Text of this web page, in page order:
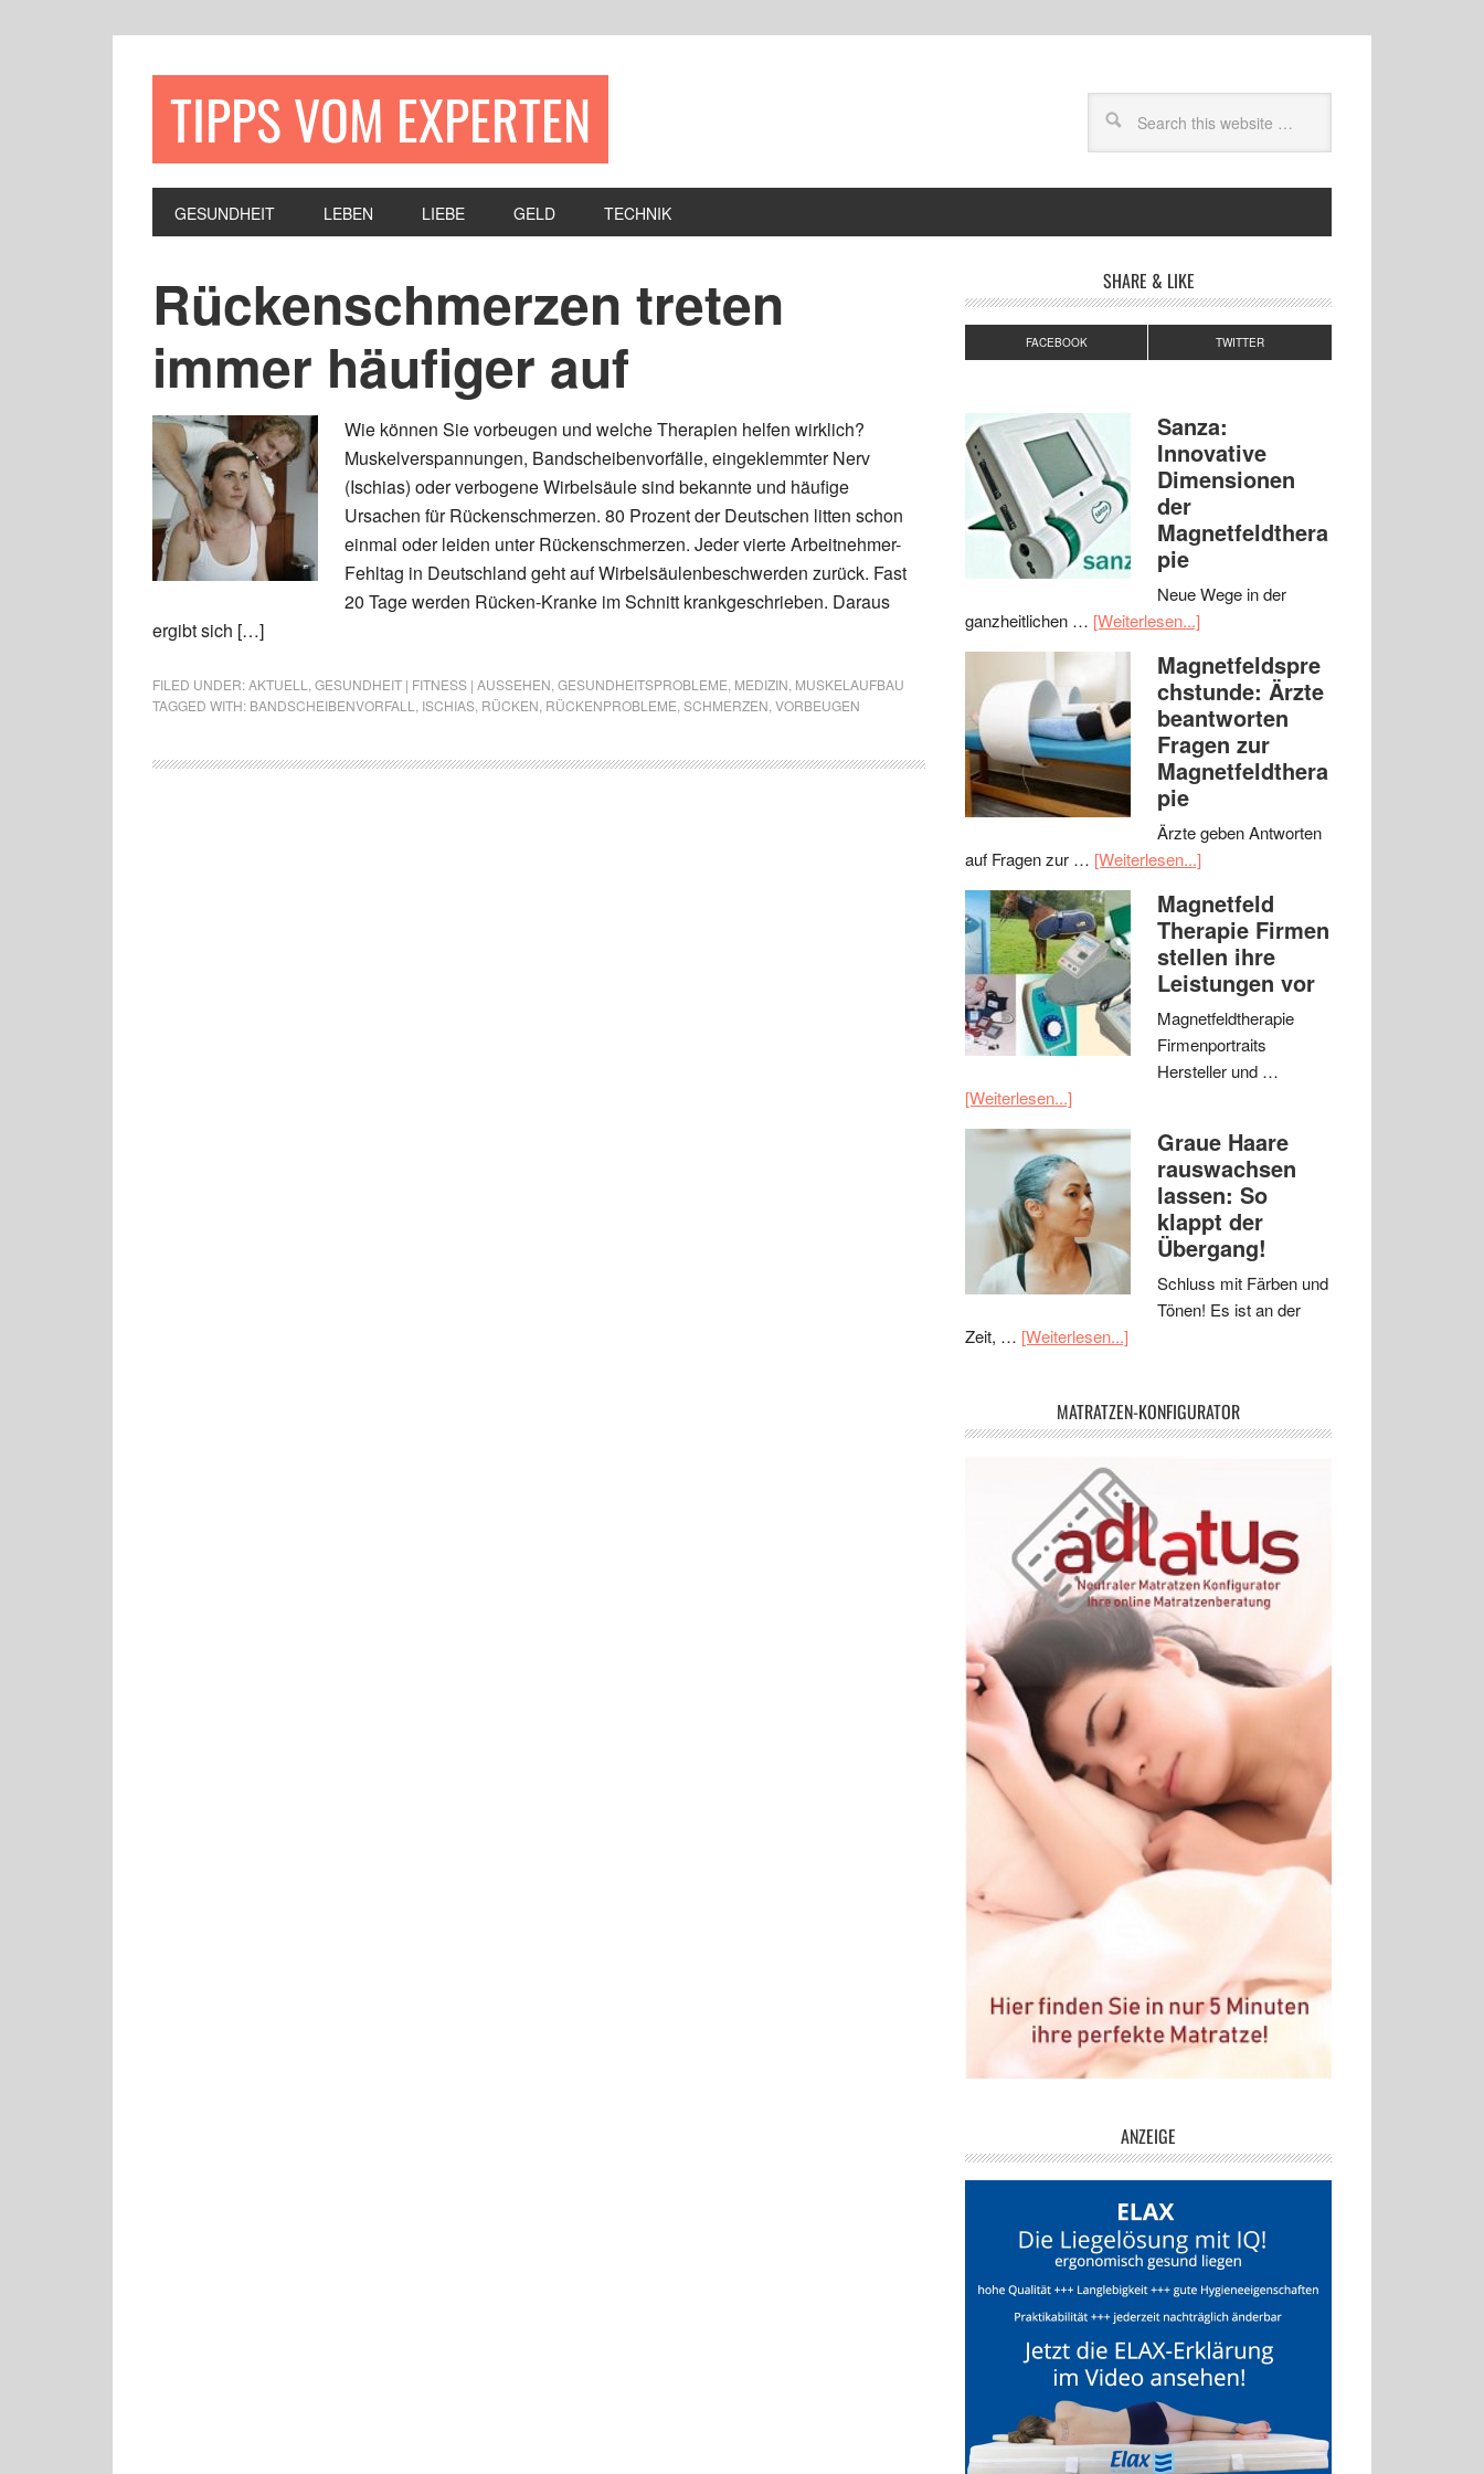
TIPPS VOM EXPERTEN
GESUNDHEIT LEBEN LIEBE GELD TECHNIK
Rückenschmerzen treten
immer häufiger auf
Wie können Sie vorbeugen und welche Therapien helfen wirklich?
Muskelverspannungen, Bandscheibenvorfälle, eingeklemmter Nerv
(Ischias) oder verbogene Wirbelsäule sind bekannte und häufige
Ursachen für Rückenschmerzen. 80 Prozent der Deutschen litten schon
einmal oder leiden unter Rückenschmerzen. Jeder vierte Arbeitnehmer-
Fehltag in Deutschland geht auf Wirbelsäulenbeschwerden zurück. Fast
20 Tage werden Rücken-Kranke im Schnitt krankgeschrieben. Daraus
ergibt sich […]
FILED UNDER:AKTUELL GESUNDHEIT | FITNESS | AUSSEHEN GESUNDHEITSPROBLEME MEDIZIN MUSKELAUFBAU
TAGGED WITH: BANDSCHEIBENVORFALL ISCHIAS RÜCKEN RÜCKENPROBLEME SCHMERZEN VORBEUGEN
SHARE & LIKE
FACEBOOK TWITTER
Sanza:
Innovative
Dimensionen
der
Magnetfeldthera
pie
Neue Wege in der
ganzheitlichen … [Weiterlesen...]
Magnetfeldspre
chstunde: Ärzte
beantworten
Fragen zur
Magnetfeldthera
pie
Ärzte geben Antworten
auf Fragen zur … [Weiterlesen...]
Magnetfeld
Therapie Firmen
stellen ihre
Leistungen vor
Magnetfeldtherapie
Firmenportraits
Hersteller und …
[Weiterlesen...]
Graue Haare
rauswachsen
lassen: So
klappt der
Übergang!
Schluss mit Färben und
Tönen! Es ist an der
Zeit, … [Weiterlesen...]
MATRATZEN-KONFIGURATOR
ANZEIGE